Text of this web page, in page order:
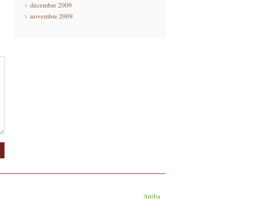
décembre 2009
novembre 2009
Arriba